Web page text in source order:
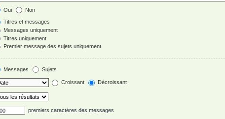
Oui Non
Titres et messages
Messages uniquement
Titres uniquement
Premier message des sujets uniquement
Messages Sujets
Croissant Décroissant
premiers caractères des messages